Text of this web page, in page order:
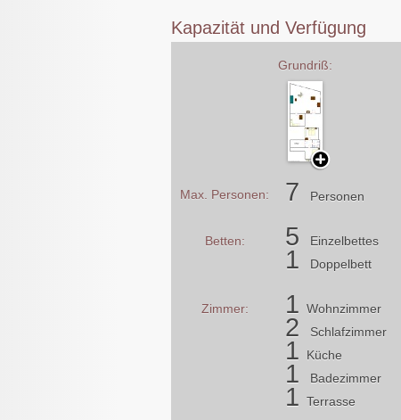
Kapazität und Verfügung
Grundriß:
Max. Personen: 7 Personen
Betten: 5 Einzelbettes
1 Doppelbett
Zimmer: 1 Wohnzimmer
2 Schlafzimmer
1 Küche
1 Badezimmer
1 Terrasse